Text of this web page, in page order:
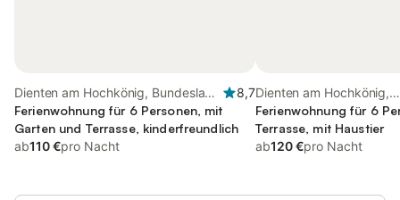
Dienten am Hochkönig, Bundesland
Salzburg
8,7
Ferienwohnung für 6 Personen, mit
Garten und Terrasse, kinderfreundlich
ab110 €pro Nacht
Dienten am Hochkönig,
Bundesland Salzburg
Ferienwohnung für 6
Terrasse, mit Haustier
ab120 €pro Nacht